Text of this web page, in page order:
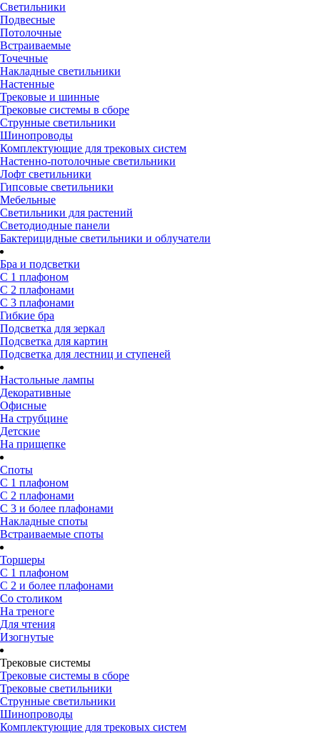
Светильники
Подвесные
Потолочные
Встраиваемые
Точечные
Накладные светильники
Настенные
Трековые и шинные
Трековые системы в сборе
Струнные светильники
Шинопроводы
Комплектующие для трековых систем
Настенно-потолочные светильники
Лофт светильники
Гипсовые светильники
Мебельные
Светильники для растений
Светодиодные панели
Бактерицидные светильники и облучатели
Бра и подсветки
С 1 плафоном
С 2 плафонами
С 3 плафонами
Гибкие бра
Подсветка для зеркал
Подсветка для картин
Подсветка для лестниц и ступеней
Настольные лампы
Декоративные
Офисные
На струбцине
Детские
На прищепке
Споты
С 1 плафоном
С 2 плафонами
С 3 и более плафонами
Накладные споты
Встраиваемые споты
Торшеры
С 1 плафоном
С 2 и более плафонами
Со столиком
На треноге
Для чтения
Изогнутые
Трековые системы
Трековые системы в сборе
Трековые светильники
Струнные светильники
Шинопроводы
Комплектующие для трековых систем